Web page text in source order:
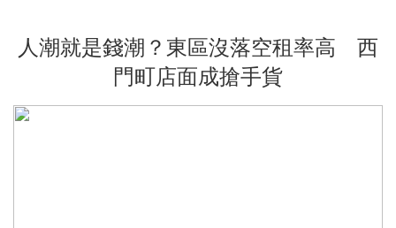
人潮就是錢潮？東區沒落空租率高 西
門町店面成搶手貨